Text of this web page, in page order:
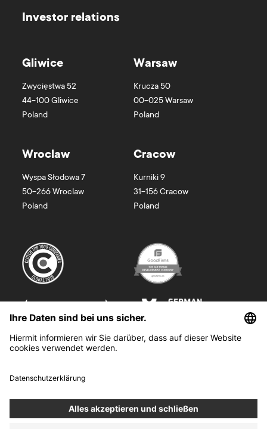
Investor relations
Gliwice
Zwycięstwa 52
44-100Gliwice
Poland
Warsaw
Krucza 50
00-025Warsaw
Poland
Wroclaw
Wyspa Słodowa 7
50-266Wroclaw
Poland
Cracow
Kurniki 9
31-156Cracow
Poland
Boldare S.A. z siedzibą w Gliwicach, przy ul. Zwycięstwa 52, zarejestrowana